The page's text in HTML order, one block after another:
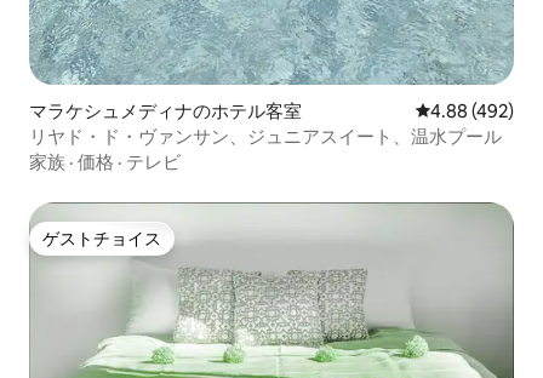
マラケシュメディナのホテル客室 レビュー492
4.88 (492)
リヤド・ド・ヴァンサン、ジュニアスイート、温水プール
家族 · 価格 · テレビ
ゲストチョイス
ゲストチョイス